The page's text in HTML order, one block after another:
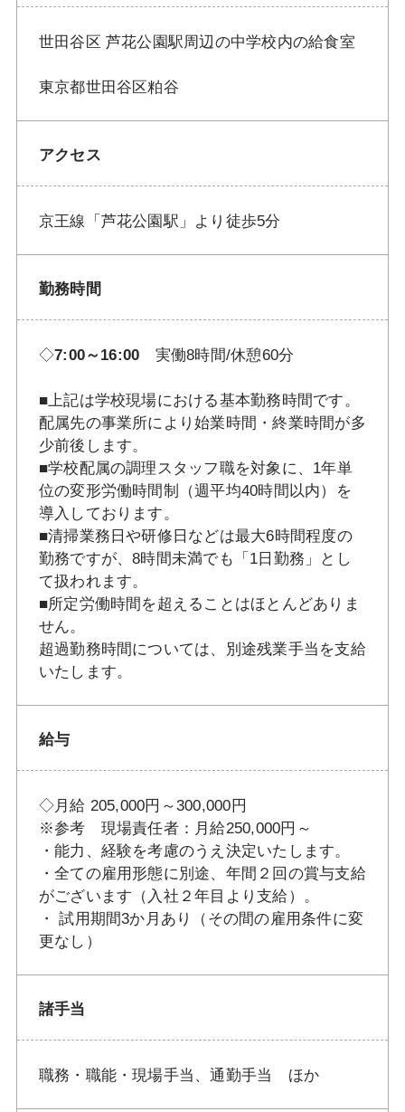
世田谷区 芦花公園駅周辺の中学校内の給食室
東京都世田谷区粕谷
アクセス
京王線「芦花公園駅」より徒歩5分
勤務時間
◇7:00～16:00 実働8時間/休憩60分
■上記は学校現場における基本勤務時間です。
配属先の事業所により始業時間・終業時間が多
少前後します。
■学校配属の調理スタッフ職を対象に、1年単
位の変形労働時間制（週平均40時間以内）を
導入しております。
■清掃業務日や研修日などは最大6時間程度の
勤務ですが、8時間未満でも「1日勤務」とし
て扱われます。
■所定労働時間を超えることはほとんどありま
せん。
超過勤務時間については、別途残業手当を支給
いたします。
給与
◇月給 205,000円～300,000円
※参考 現場責任者：月給250,000円～
・能力、経験を考慮のうえ決定いたします。
・全ての雇用形態に別途、年間２回の賞与支給
がございます（入社２年目より支給）。
・ 試用期間3か月あり（その間の雇用条件に変
更なし）
諸手当
職務・職能・現場手当、通勤手当 ほか